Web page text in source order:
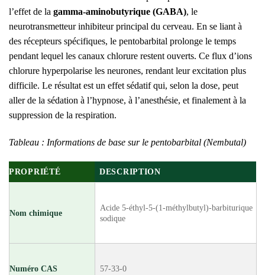
l’effet de la gamma-aminobutyrique (GABA), le
neurotransmetteur inhibiteur principal du cerveau. En se liant à
des récepteurs spécifiques, le pentobarbital prolonge le temps
pendant lequel les canaux chlorure restent ouverts. Ce flux d’ions
chlorure hyperpolarise les neurones, rendant leur excitation plus
difficile. Le résultat est un effet sédatif qui, selon la dose, peut
aller de la sédation à l’hypnose, à l’anesthésie, et finalement à la
suppression de la respiration.
Tableau : Informations de base sur le pentobarbital (Nembutal)
PROPRIÉTÉ DESCRIPTION
Nom chimique
Acide 5-éthyl-5-(1-méthylbutyl)-barbiturique
sodique
Numéro CAS 57-33-0